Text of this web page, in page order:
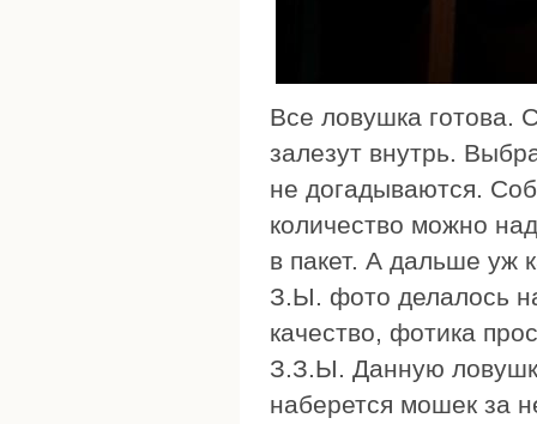
Все ловушка готова.
залезут внутрь.
не догадываются.
количество можно
в пакет. А дальше уж
З.Ы. фото делалось
качество, фотика
З.З.Ы. Данную
наберется мошек за